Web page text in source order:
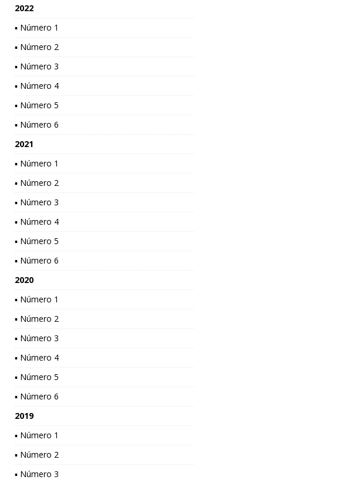
2022
▪ Número 1
▪ Número 2
▪ Número 3
▪ Número 4
▪ Número 5
▪ Número 6
2021
▪ Número 1
▪ Número 2
▪ Número 3
▪ Número 4
▪ Número 5
▪ Número 6
2020
▪ Número 1
▪ Número 2
▪ Número 3
▪ Número 4
▪ Número 5
▪ Número 6
2019
▪ Número 1
▪ Número 2
▪ Número 3